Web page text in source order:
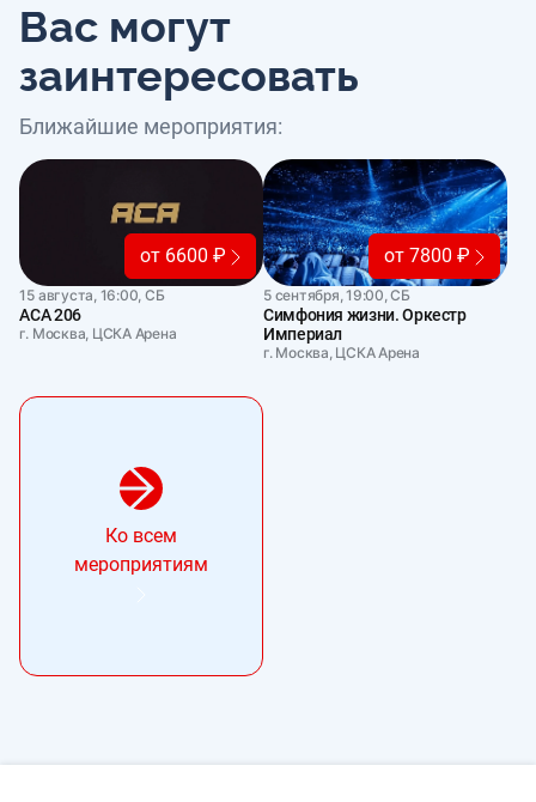
Вас могут
заинтересовать
Ближайшие мероприятия:
от 6600 ₽
15 августа, 16:00, СБ
АСА 206
г. Москва, ЦСКА Арена
от 7800 ₽
5 сентября, 19:00, СБ
Симфония жизни. Оркестр
Империал
г. Москва, ЦСКА Арена
Ко всем
мероприятиям